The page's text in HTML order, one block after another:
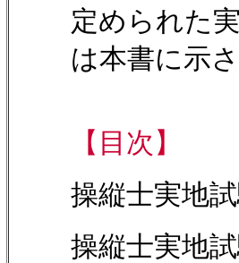
定められた
は本書に示
【目次】
操縦士実地
操縦士実地